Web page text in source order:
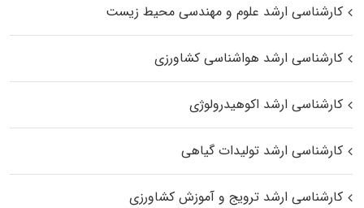
کارشناسی ارشد علوم و مهندسی محیط زیست
کارشناسی ارشد هواشناسی کشاورزی
کارشناسی ارشد اکوهیدرولوژی
کارشناسی ارشد تولیدات گیاهی
کارشناسی ارشد ترویج و آموزش کشاورزی